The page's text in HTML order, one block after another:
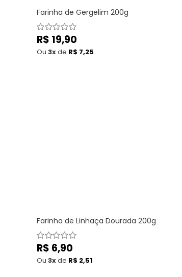
Farinha de Gergelim 200g
Preço
normal
R$ 19,90
Ou 3xde R$ 7,25
Farinha de Linhaça Dourada 200g
Preço
normal
R$ 6,90
Ou 3xde R$ 2,51